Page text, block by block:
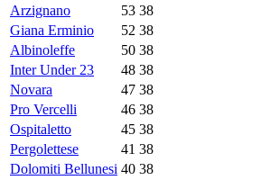
Arzignano
53 38
Giana Erminio
52 38
Albinoleffe
50 38
Inter Under 23
48 38
Novara
47 38
Pro Vercelli
46 38
Ospitaletto
45 38
Pergolettese
41 38
Dolomiti Bellunesi 40 38